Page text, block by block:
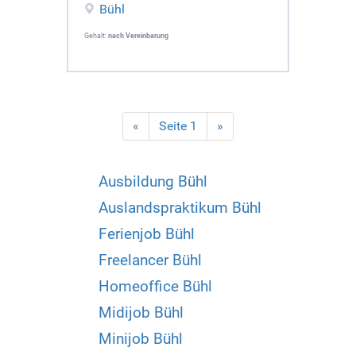
Bühl
Gehalt: nach Vereinbarung
« Seite 1 »
Ausbildung Bühl
Auslandspraktikum Bühl
Ferienjob Bühl
Freelancer Bühl
Homeoffice Bühl
Midijob Bühl
Minijob Bühl